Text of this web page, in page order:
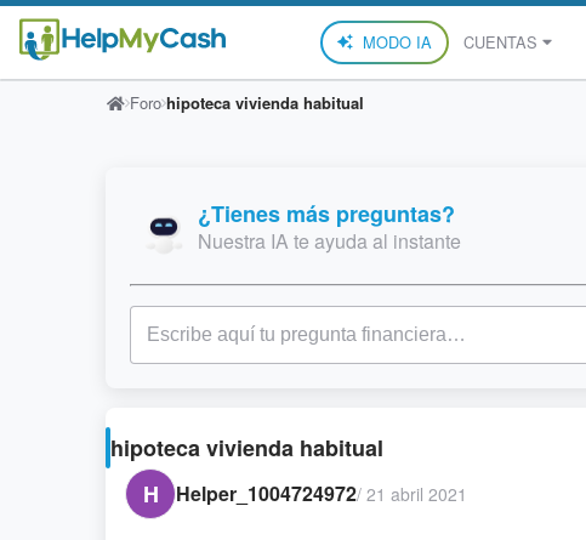
MODO IA CUENTAS
Foro hipoteca vivienda habitual
¿Tienes más preguntas?
Nuestra IA te ayuda al instante
hipoteca vivienda habitual
H Helper_1004724972/ 21 abril 2021